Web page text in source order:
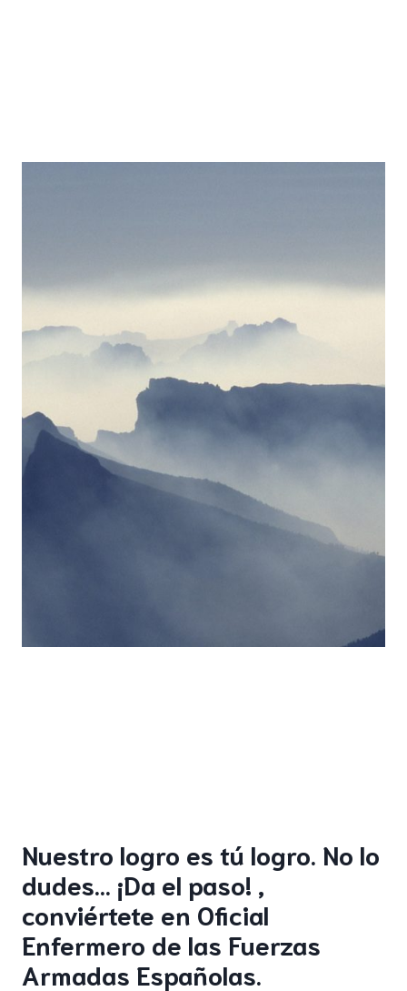
Nuestro logro es tú logro. No lo
dudes… ¡Da el paso! ,
conviértete en Oficial
Enfermero de las Fuerzas
Armadas Españolas.